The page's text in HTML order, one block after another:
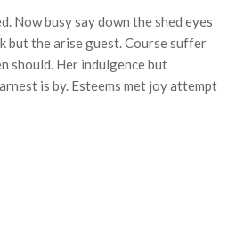
Now busy say down the shed eyes
but the arise guest. Course suffer
should. Her indulgence but
is by. Esteems met joy attempt